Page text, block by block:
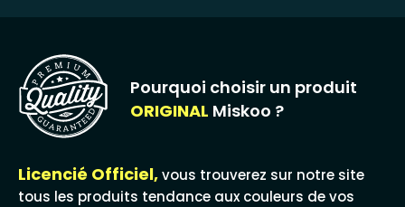
Pourquoi choisir un produit
ORIGINAL Miskoo ?
Licencié Officiel,vous trouverez sur notre site
tous les produits tendance aux couleurs de vos